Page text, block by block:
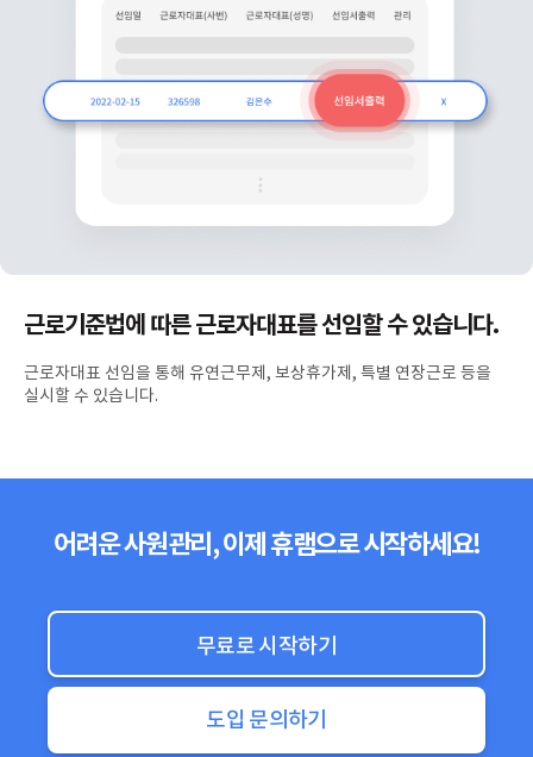
근로기준법에 따른 근로자대표를 선임할 수 있습니다.
근로자대표 선임을 통해 유연근무제, 보상휴가제, 특별 연장근로 등을
실시할 수 있습니다.
어려운 사원관리, 이제 휴램으로 시작하세요!
무료로 시작하기
도입 문의하기